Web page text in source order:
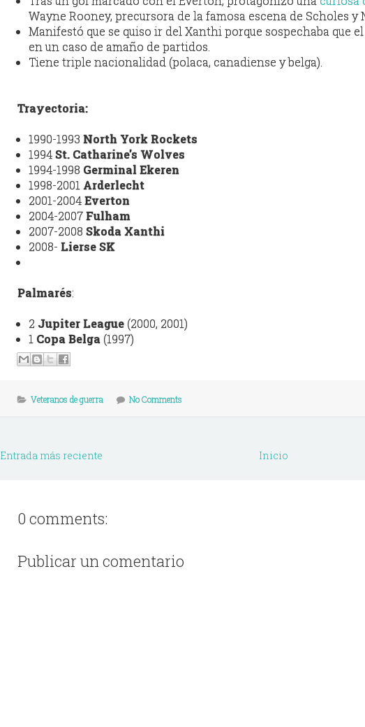
Wayne Rooney, precursora de la famosa escena de Scholes y
Manifestó que se quiso ir del Xanthi porque sospechaba que
en un caso de amaño de partidos.
Tiene triple nacionalidad (polaca, canadiense y belga).
Trayectoria:
1990-1993 NorthYorkRockets
1994St.Catharine's Wolves
1994-1998 GerminalEkeren
1998-2001 Arderlecht
2001-2004Everton
2004-2007Fulham
2007-2008 SkodaXanthi
2008- LierseSK
Palmarés:
2 JupiterLeague (2000, 2001)
1 Copa Belga (1997)
Veteranos de guerra No Comments
Entrada más reciente Inicio
0 comments:
Publicar un comentario